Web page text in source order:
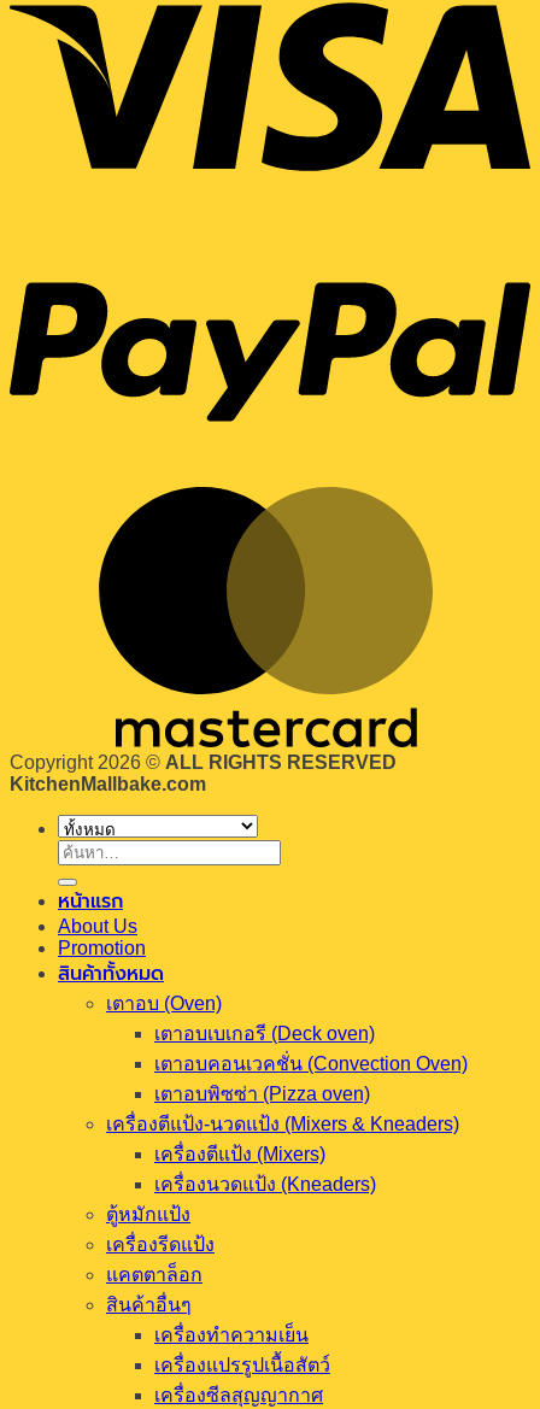
Copyright 2026 © ALL RIGHTS RESERVED
KitchenMallbake.com
ค้นหา:
หน้าแรก
About Us
Promotion
สินค้าทั้งหมด
เตาอบ (Oven)
เตาอบเบเกอรี (Deck oven)
เตาอบคอนเวคชั่น (Convection Oven)
เตาอบพิซซ่า (Pizza oven)
เครื่องตีแป้ง-นวดแป้ง (Mixers & Kneaders)
เครื่องตีแป้ง (Mixers)
เครื่องนวดแป้ง (Kneaders)
ตู้หมักแป้ง
เครื่องรีดแป้ง
แคตตาล็อก
สินค้าอื่นๆ
เครื่องทำความเย็น
เครื่องแปรรูปเนื้อสัตว์
เครื่องซีลสุญญากาศ